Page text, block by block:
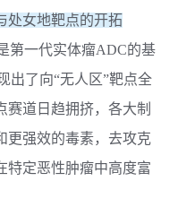
处女地靶点的开拓
第一代实体瘤ADC的基
出了向“无人区”靶点全
赛道日趋拥挤，各大制
更强效的毒素，去攻克
特定恶性肿瘤中高度富